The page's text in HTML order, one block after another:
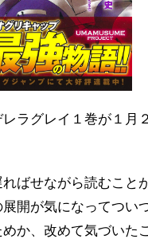
ラグレイ１巻が１月
ばせながら読むこと
開が気になってつい
めか、改めて気づいた